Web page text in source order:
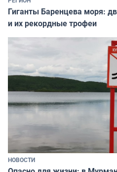
Гиганты Баренцева моря:
и их рекордные трофеи
НОВОСТИ